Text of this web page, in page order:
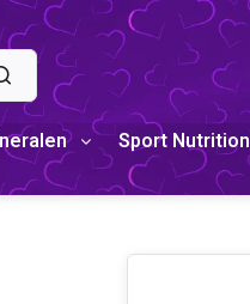
Sport Nutrition